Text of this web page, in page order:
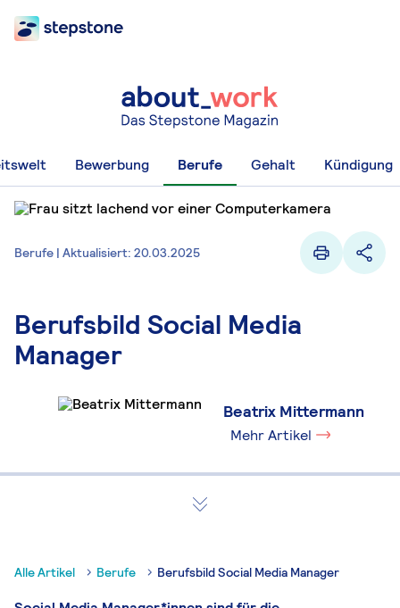
Bewerbung Berufe Gehalt Kündigung
Berufe | Aktualisiert: 20.03.2025
Berufsbild Social Media
Manager
Beatrix Mittermann
Mehr Artikel
Alle Artikel Berufe Berufsbild Social Media Manager